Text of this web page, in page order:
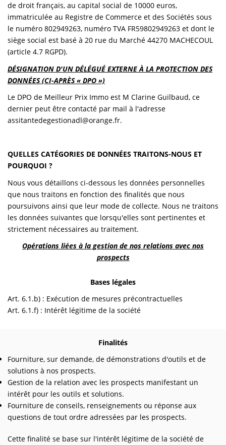
de droit français, au capital social de 10000 euros,
immatriculée au Registre de Commerce et des Sociétés sous
le numéro 802949263, numéro TVA FR59802949263 et dont le
siège social est basé à 20 rue du Marché 44270 MACHECOUL
(article 4.7 RGPD).
DÉSIGNATION D'UN DÉLÉGUÉ EXTERNE À LA PROTECTION DES
DONNÉES (CI-APRÈS « DPO »)
Le DPO de Meilleur Prix Immo est M Clarine Guilbaud, ce
dernier peut être contacté par mail à l'adresse
assitantedegestionadl@orange.fr.
QUELLES CATÉGORIES DE DONNÉES TRAITONS-NOUS ET
POURQUOI ?
Nous vous détaillons ci-dessous les données personnelles
que nous traitons en fonction des finalités que nous
poursuivons ainsi que leur mode de collecte. Nous ne traitons
les données suivantes que lorsqu'elles sont pertinentes et
strictement nécessaires au traitement.
Opérations liées à la gestion de nos relations avec nos
prospects
Bases légales
Art. 6.1.b) : Exécution de mesures précontractuelles
Art. 6.1.f) : Intérêt légitime de la société
Finalités
Fourniture, sur demande, de démonstrations d'outils et de
solutions à nos prospects.
Gestion de la relation avec les prospects manifestant un
intérêt pour les outils et solutions.
Fourniture de conseils, renseignements ou réponse aux
questions de tout ordre adressées par les prospects.
Cette finalité se base sur l'intérêt légitime de la société de